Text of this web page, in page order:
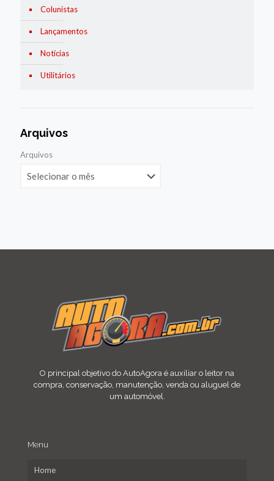
Colunistas
Lançamentos
Notícias
Utilitários
Arquivos
Arquivos
O principal objetivo do AutoAgora é auxiliar o leitor na
compra, conservação, manutenção, venda ou aluguel de
um automóvel.
Menu
Home